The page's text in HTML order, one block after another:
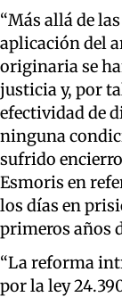
“Más allá de
aplicación del
originaria se
justicia y, por
efectividad de
ninguna
sufrido
Esmoris en
los días en
primeros años
“La reforma
por la ley